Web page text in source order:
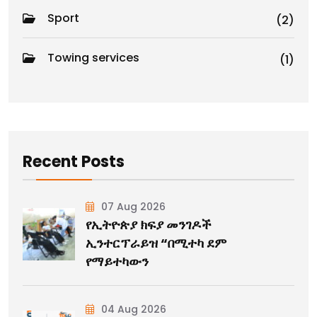
Sport (2)
Towing services (1)
Recent Posts
07 Aug 2026
የኢትዮጵያ ክፍያ መንገዶች
ኢንተርፕራይዝ “በሚተካ ደም
የማይተካውን
04 Aug 2026